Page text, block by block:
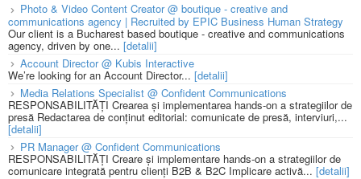
Photo & Video Content Creator @ boutique - creative and
communications agency | Recruited by EPIC Business Human Strategy
Our client is a Bucharest based boutique - creative and communications
agency, driven by one... [detalii]
Account Director @ Kubis Interactive
We’re looking for an Account Director... [detalii]
Media Relations Specialist @ Confident Communications
RESPONSABILITĂȚI Crearea și implementarea hands-on a strategiilor de
presă Redactarea de conținut editorial: comunicate de presă, interviuri,...
[detalii]
PR Manager @ Confident Communications
RESPONSABILITĂȚI Creare și implementare hands-on a strategiilor de
comunicare integrată pentru clienți B2B & B2C Implicare activă... [detalii]